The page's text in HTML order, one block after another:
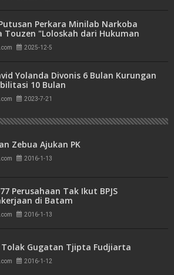
Perkara Minilab Narkoba
Touzen "Loloskah dari Hukuman
atau Mati"
2025-12-5
Yolanda Divonis 6 Bulan Kurungan
10 Bulan
2023-7-21
Zebua Ajukan PK
2016-1-13
Perusahaan Tak Ikut BPJS
di Batam
2016-1-13
Tolak Gugatan Tjipta Fudjiarta
2016-1-12